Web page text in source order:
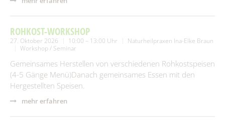
ROHKOST-WORKSHOP
27. Oktober 2026 10:00 – 13:00 Uhr
Naturheilpraxen Ina-Elke Braun
Workshop / Seminar
Gemeinsames Herstellen von verschiedenen Rohkostspeisen
(4-5 Gänge Menü)Danach gemeinsames Essen mit den
Hergestellten Speisen.
mehr erfahren